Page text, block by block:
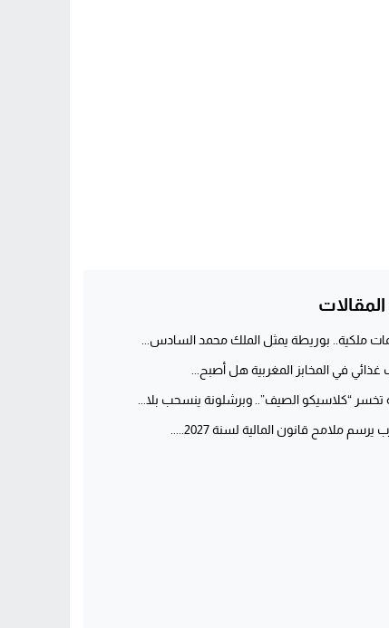
ملكية.. بوريطة يمثل الملك محمد السادس...
غذائي في المخابز المغربية هل أصبح...
“كلاسيكو الصيف”.. وبرشلونة ينسحب بلا...
يرسم ملامح قانون المالية لسنة 2027.....